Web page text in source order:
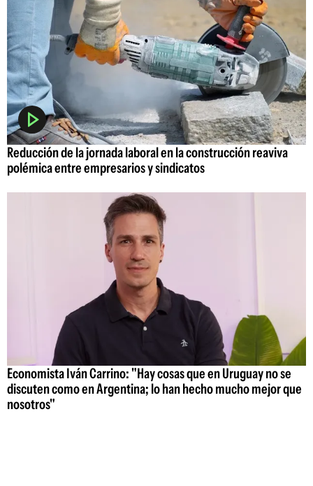
Reducción de la jornada laboral en la construcción reaviva
polémica entre empresarios y sindicatos
Economista Iván Carrino: "Hay cosas que en Uruguay no se
discuten como en Argentina; lo han hecho mucho mejor que
nosotros"